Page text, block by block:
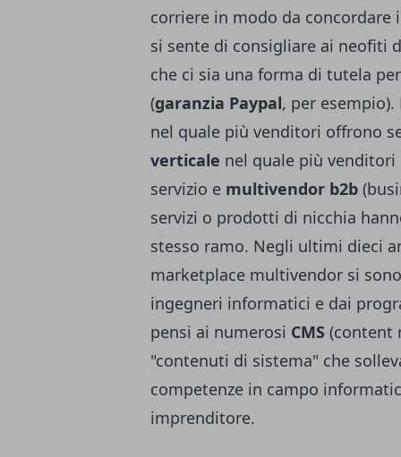
corriere in modo da concordare
si sente di consigliare ai neofiti
che ci sia una forma di tutela
(garanzia Paypal, per
nel quale più venditori offrono
verticale nel quale più
servizio e multivendor b2b
servizi o prodotti di nicchia
stesso ramo. Negli ultimi dieci
marketplace multivendor si
ingegneri informatici e dai
pensi ai numerosi CMS (content
"contenuti di sistema" che
competenze in campo
imprenditore.